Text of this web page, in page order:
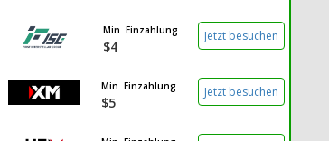
Min. Einzahlung
$4
Jetzt besuchen
Min. Einzahlung
$5
Jetzt besuchen